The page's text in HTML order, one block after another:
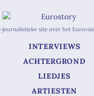
site over het
INTERVIEWS
ACHTERGROND
LIEDJES
ARTIESTEN